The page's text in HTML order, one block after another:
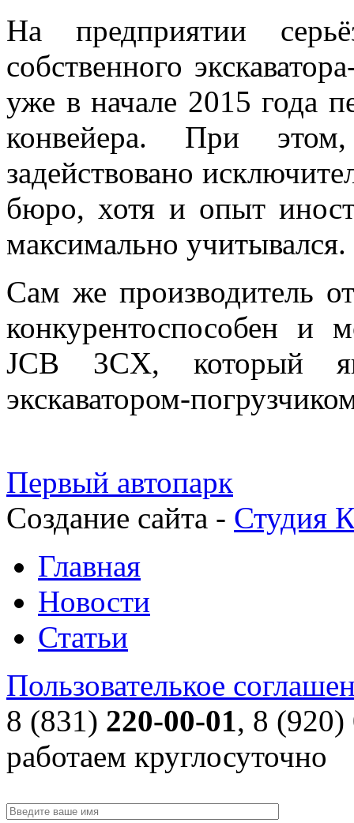
На предприятии
собственного
уже в начале 2015 года
конвейера. При
задействовано
бюро, хотя и опыт
максимально учитывался.
Сам же производитель
конкурентоспособен и
JCB 3CX, который
экскаватором-
Первый автопарк
Создание сайта - Студия
Главная
Новости
Статьи
Пользователькое
8 (831) 220-00-01, 8 (920)
работаем круглосуточно